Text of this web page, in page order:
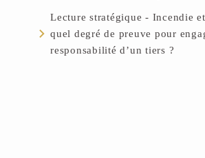
Lecture stratégique - Incendie
quel degré de preuve pour
responsabilité d’un tiers ?